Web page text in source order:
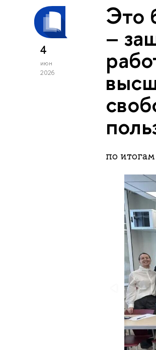
4
июн
2026
Это
–
по